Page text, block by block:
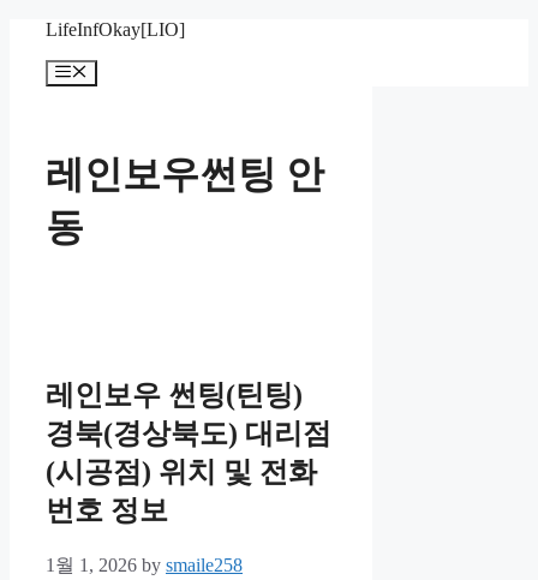
content
LifeInfOkay[LIO]
Menu
레인보우썬팅 안
동
레인보우 썬팅(틴팅)
경북(경상북도) 대리점
(시공점) 위치 및 전화
번호 정보
1월 1, 2026 by smaile258